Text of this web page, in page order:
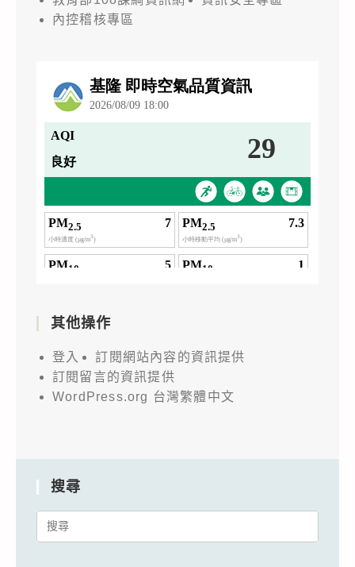
內控稽核專區
其他操作
登入
訂閱網站內容的資訊提供
訂閱留言的資訊提供
WordPress.org 台灣繁體中文
搜尋
Search